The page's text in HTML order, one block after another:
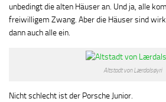
unbedingt die alten Häuser an. Und ja, alle
freiwilligem Zwang. Aber die Häuser sind
dann auch alle ein.
Altstadt von Lærdalsøyri
Nicht schlecht ist der Porsche Junior.